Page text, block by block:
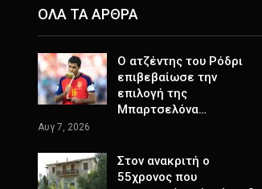
ΟΛΑ ΤΑ ΑΡΘΡΑ
Ο ατζέντης του Ρόδρι
επιβεβαίωσε την
επιλογή της
Μπαρτσελόνα…
Αυγ 7, 2026
Στον ανακριτή ο
55χρονος που